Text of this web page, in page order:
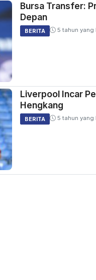
Bursa Transfer:
Depan
BERITA 5 tahun yang
Liverpool Incar
Hengkang
BERITA 5 tahun yang